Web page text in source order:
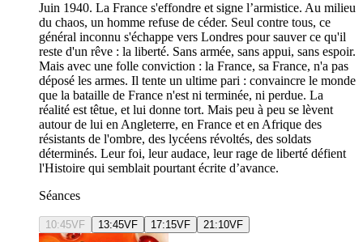
Juin 1940. La France s'effondre et signe l’armistice. Au milieu
du chaos, un homme refuse de céder. Seul contre tous, ce
général inconnu s'échappe vers Londres pour sauver ce qu'il
reste d'un rêve : la liberté. Sans armée, sans appui, sans espoir.
Mais avec une folle conviction : la France, sa France, n'a pas
déposé les armes. Il tente un ultime pari : convaincre le monde
que la bataille de France n'est ni terminée, ni perdue. La
réalité est têtue, et lui donne tort. Mais peu à peu se lèvent
autour de lui en Angleterre, en France et en Afrique des
résistants de l'ombre, des lycéens révoltés, des soldats
déterminés. Leur foi, leur audace, leur rage de liberté défient
l'Histoire qui semblait pourtant écrite d’avance.
Séances
10:45VF 13:45VF 17:15VF 21:10VF